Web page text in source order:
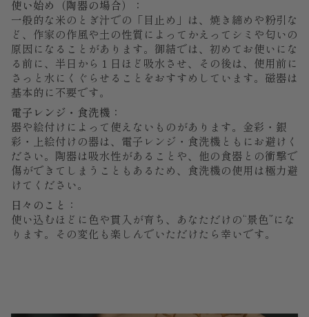
使い始め（陶器の場合）：
一般的な米のとぎ汁での「目止め」は、焼き締めや粉引な
ど、作家の作風や土の性質によってかえってシミや匂いの
原因になることがあります。御結では、初めてお使いにな
る前に、半日から１日ほど吸水させ、その後は、使用前に
さっと水にくぐらせることをおすすめしています。磁器は
基本的に不要です。
電子レンジ・食洗機：
器や絵付けによって使えないものがあります。金彩・銀
彩・上絵付けの器は、電子レンジ・食洗機ともにお避けく
ださい。陶器は吸水性があることや、他の食器との衝撃で
傷ができてしまうこともあるため、食洗機の使用は極力避
けてください。
日々のこと：
使い込むほどに色や貫入が育ち、あなただけの“景色”にな
ります。その変化も楽しんでいただけたら幸いです。